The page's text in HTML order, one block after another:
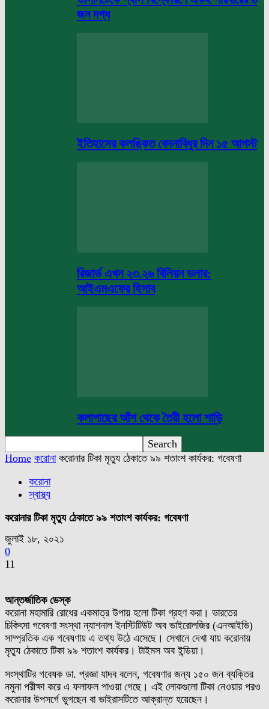
জন দগ্ধ
ইতিহাসের কলঙ্কিত বেদনাবিধুর দিন ১৫ আগস্ট
রিজার্ভ এখন ২৩.২৬ বিলিয়ন ডলার:
আইএমএফের হিসাব
কলাগাছের আঁশ থেকে তৈরী হলো শাড়ি
Home করোনা করোনার টিকা মৃত্যু ঠেকাতে ৯৯ শতাংশ কার্যকর: গবেষণা
করোনা
স্বাস্থ্য
করোনার টিকা মৃত্যু ঠেকাতে ৯৯ শতাংশ কার্যকর: গবেষণা
জুলাই ১৮, ২০২১
0
11
আন্তর্জাতিক ডেস্ক
করোনা মহামারি রোধের একমাত্র উপায় হলো টিকা গ্রহণ করা। ভারতের
চিকিৎসা গবেষণা সংস্থা ন্যাশনাল ইনস্টিটিউট অব ভাইরোলজির (এনআইভি)
সাম্প্রতিক এক গবেষণায় এ তথ্য উঠে এসেছে। সেখানে দেখা যায় করোনায়
মৃত্যু ঠেকাতে টিকা ৯৯ শতাংশ কার্যকর। টাইমস অব ইন্ডিয়া।
সংস্থাটির গবেষক ডা. প্রজ্ঞা যাদব বলেন, গবেষণার জন্য ১৫০ জন ব্যক্তির
নমুনা পরীক্ষা করে এ ফলাফল পাওয়া গেছে। এই লোকগুলো টিকা নেওয়ার পরও
করোনার উপসর্গে ভুগছেন বা ভাইরাসটিতে আক্রান্ত হয়েছেন।